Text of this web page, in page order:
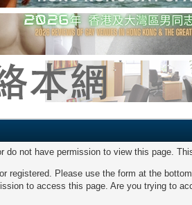
do not have permission to view this page.
registered. Please use the form at the
to access this page. Are you trying to